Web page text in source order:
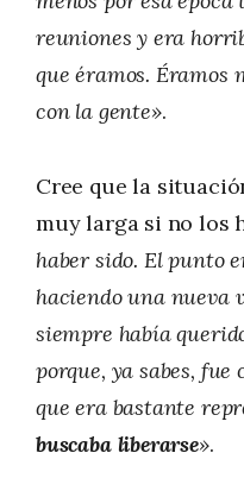
reuniones y era
que éramos. Éramos
con la gente».
Cree que la
muy larga si no los
haber sido. El punto
haciendo una nueva
siempre había
porque, ya sabes,
que era bastante
buscaba liberarse».